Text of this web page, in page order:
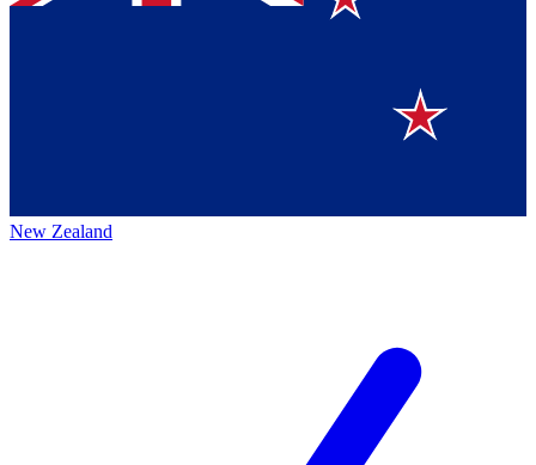
New Zealand